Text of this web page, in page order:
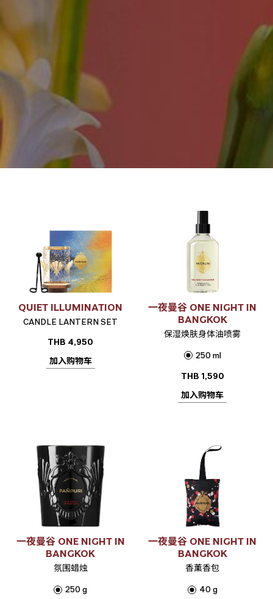
QUIET ILLUMINATION
CANDLE LANTERN SET
THB 4,950
加入购物车
一夜曼谷 ONE NIGHT IN
BANGKOK
保湿焕肤身体油喷雾
250 ml
THB 1,590
加入购物车
一夜曼谷 ONE NIGHT IN
BANGKOK
氛围蜡烛
250 g
一夜曼谷 ONE NIGHT IN
BANGKOK
香薰香包
40 g